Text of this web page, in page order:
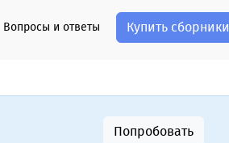
Вопросы и ответы Купить сборники
Попробовать